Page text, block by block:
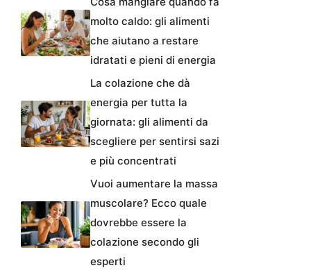
molto caldo: gli alimenti
che aiutano a restare
idratati e pieni di energia
La colazione che dà
energia per tutta la
giornata: gli alimenti da
scegliere per sentirsi sazi
e più concentrati
Vuoi aumentare la massa
muscolare? Ecco quale
dovrebbe essere la
colazione secondo gli
esperti